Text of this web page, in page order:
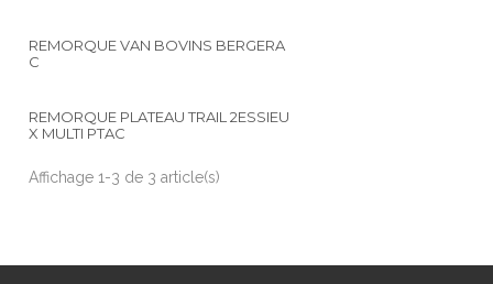
REMORQUE VAN BOVINS BERGERA
C
REMORQUE PLATEAU TRAIL 2ESSIEU
X MULTI PTAC
Affichage 1-3 de 3 article(s)